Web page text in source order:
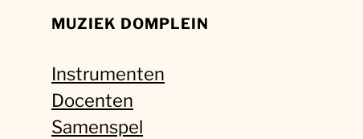
MUZIEK DOMPLEIN
Instrumenten
Docenten
Samenspel